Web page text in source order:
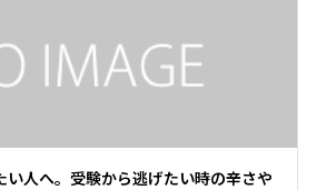
い人へ。受験から逃げたい時の辛さや